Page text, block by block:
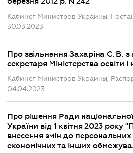
Кабинет Министров Украины,
30.03.2023
Про звільнення Захаріна С. В.
секретаря Міністерства освіти
Кабинет Министров Украины,
04.04.2023
Про рішення Ради
України від 1 квітня 2023 року
внесення змін до персональних
економічних та інших